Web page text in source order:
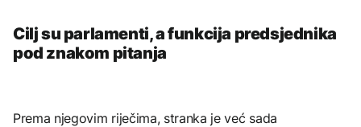
Cilj su parlamenti, a funkcija predsjednika
pod znakom pitanja
Prema njegovim riječima, stranka je već sada